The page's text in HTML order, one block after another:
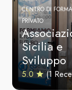
CENTRO DI
PRIVATO
Sicilia e
Sviluppo
5.0 (1